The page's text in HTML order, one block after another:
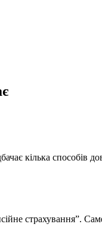
кілька способів
страхування”.